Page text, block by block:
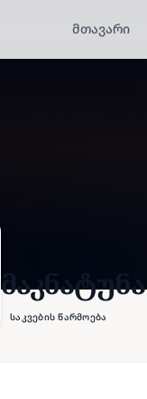
მთავარი
მაკნატუნა
საკვების წარმოება